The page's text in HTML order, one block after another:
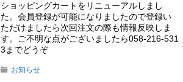
ショッピングカートをリニューアルしまし
た。会員登録が可能になりましたので登録い
ただけましたら次回注文の際も情報反映しま
す。ご不明な点がございましたら058-216-531
3までどうぞ
お知らせ